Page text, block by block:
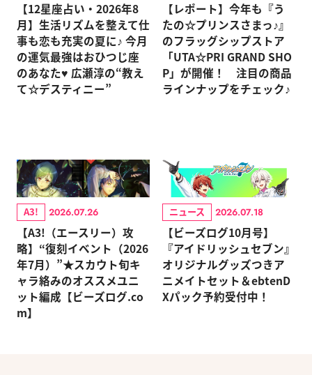
【12星座占い・2026年8
月】生活リズムを整えて仕
事も恋も充実の夏に♪ 今月
の運気最強はおひつじ座
のあなた♥ 広瀬淳の“教え
て☆デスティニー”
【レポート】今年も『う
たの☆プリンスさまっ♪』
のフラッグシップストア
「UTA☆PRI GRAND SHO
P」が開催！ 注目の商品
ラインナップをチェック♪
A3! 2026.07.26
【A3!（エースリー）攻
略】“復刻イベント（2026
年7月）”★スカウト旬キ
ャラ絡みのオススメユニ
ット編成【ビーズログ.co
m】
ニュース 2026.07.18
【ビーズログ10月号】
『アイドリッシュセブン』
オリジナルグッズつきア
ニメイトセット＆ebtenD
Xパック予約受付中！